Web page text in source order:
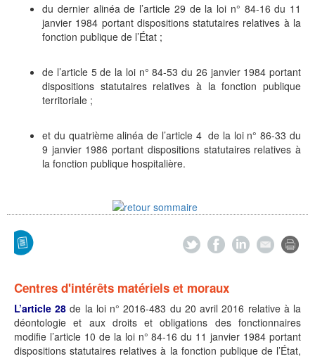
du dernier alinéa de l’article 29 de la loi n° 84-16 du 11
janvier 1984 portant dispositions statutaires relatives à la
fonction publique de l’État ;
de l’article 5 de la loi n° 84-53 du 26 janvier 1984 portant
dispositions statutaires relatives à la fonction publique
territoriale ;
et du quatrième alinéa de l’article 4 de la loi n° 86-33 du
9 janvier 1986 portant dispositions statutaires relatives à
la fonction publique hospitalière.
Centres d'intérêts matériels et moraux
L’article 28 de la loi n° 2016-483 du 20 avril 2016 relative à la
déontologie et aux droits et obligations des fonctionnaires
modifie l’article 10 de la loi n° 84-16 du 11 janvier 1984 portant
dispositions statutaires relatives à la fonction publique de l’État,